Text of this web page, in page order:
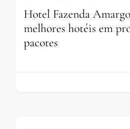
Hotel Fazenda
melhores hotéis em
pacotes